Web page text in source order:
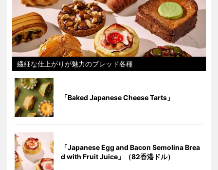
繊細な仕上がりが魅力のブレッド各種
「Baked Japanese Cheese Tarts」
「Japanese Egg and Bacon Semolina Brea
d with Fruit Juice」（82香港ドル）